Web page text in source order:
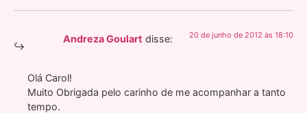
Andreza Goulart disse: 20 de junho de 2012 às 18:10
Olá Carol!
Muito Obrigada pelo carinho de me acompanhar a tanto
tempo.